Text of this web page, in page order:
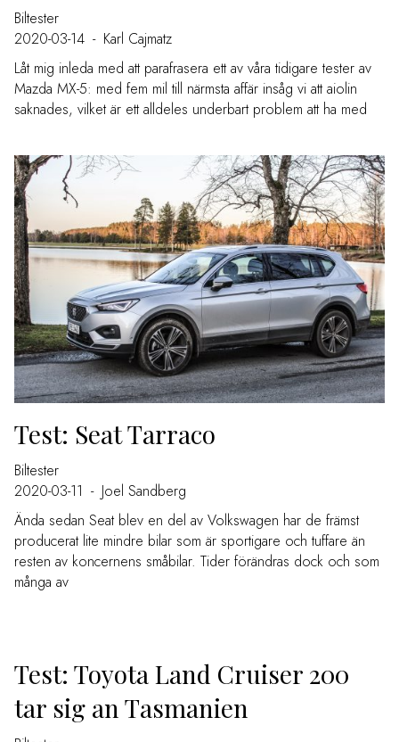
Biltester
2020-03-14 - Karl Cajmatz
Låt mig inleda med att parafrasera ett av våra tidigare tester av
Mazda MX-5: med fem mil till närmsta affär insåg vi att aiolin
saknades, vilket är ett alldeles underbart problem att ha med
Test: Seat Tarraco
Biltester
2020-03-11 - Joel Sandberg
Ända sedan Seat blev en del av Volkswagen har de främst
producerat lite mindre bilar som är sportigare och tuffare än
resten av koncernens småbilar. Tider förändras dock och som
många av
Test: Toyota Land Cruiser 200
tar sig an Tasmanien